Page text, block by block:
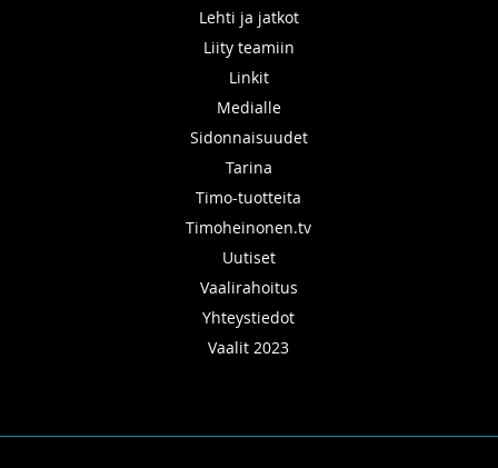
Lehti ja jatkot
Liity teamiin
Linkit
Medialle
Sidonnaisuudet
Tarina
Timo-tuotteita
Timoheinonen.tv
Uutiset
Vaalirahoitus
Yhteystiedot
Vaalit 2023